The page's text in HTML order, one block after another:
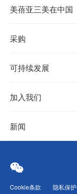
美蓓亚三美在中国
采购
可持续发展
加入我们
新闻
Cookie条款 隐私保护